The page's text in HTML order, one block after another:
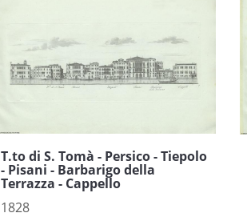
T.to di S. Tomà - Persico - Tiepolo
- Pisani - Barbarigo della
Terrazza - Cappello
1828